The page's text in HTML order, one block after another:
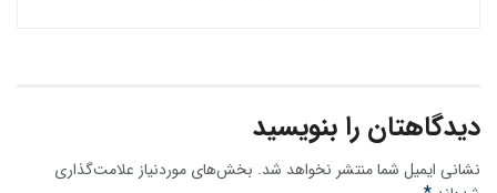
دیدگاهتان را بنویسید
نشانی ایمیل شما منتشر نخواهد شد. بخش‌های موردنیاز علامت‌گذاری